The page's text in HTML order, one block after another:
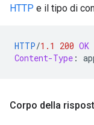
HTTP e il tipo di
HTTP/1.1 200 OK
Content-Type :
Corpo della